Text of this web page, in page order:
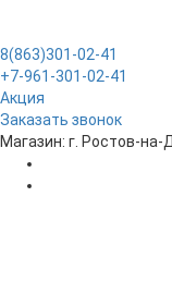
8(863)301-02-41
+7-961-301-02-41
Акция
Заказать звонок
Магазин: г. Ростов-